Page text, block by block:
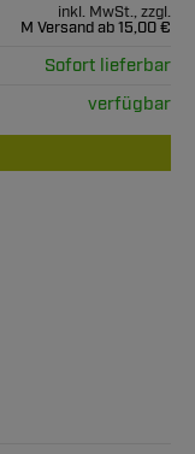
inkl. MwSt., zzgl.
M Versand ab 15,00 €
Sofort lieferbar
verfügbar